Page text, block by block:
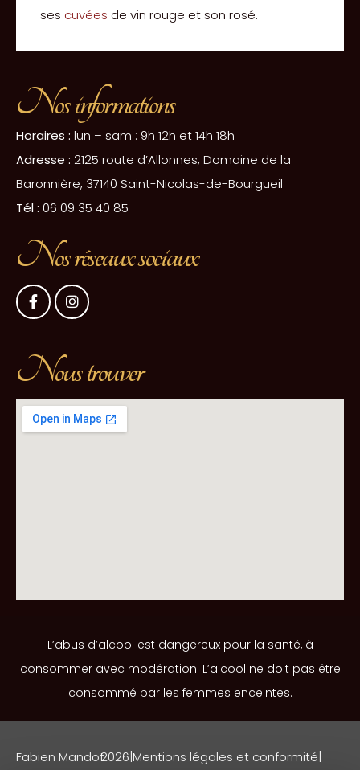
ses cuvées de vin rouge et son rosé.
Nos informations
Horaires : lun – sam : 9h 12h et 14h 18h
Adresse : 2125 route d’Allonnes, Domaine de la
Baronnière, 37140 Saint-Nicolas-de-Bourgueil
Tél : 06 09 35 40 85
Nos réseaux sociaux
Nous trouver
L’abus d’alcool est dangereux pour la santé, à
consommer avec modération. L’alcool ne doit pas être
consommé par les femmes enceintes.
Fabien Mandot2026|Mentions légales et conformité|